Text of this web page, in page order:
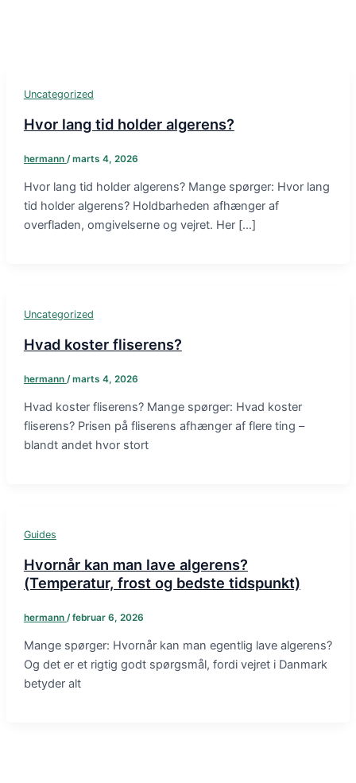
Uncategorized
Hvor lang tid holder algerens?
hermann /marts 4, 2026
Hvor lang tid holder algerens? Mange spørger: Hvor lang
tid holder algerens? Holdbarheden afhænger af
overfladen, omgivelserne og vejret. Her […]
Uncategorized
Hvad koster fliserens?
hermann /marts 4, 2026
Hvad koster fliserens? Mange spørger: Hvad koster
fliserens? Prisen på fliserens afhænger af flere ting –
blandt andet hvor stort
Guides
Hvornår kan man lave algerens?
(Temperatur, frost og bedste tidspunkt)
hermann /februar 6, 2026
Mange spørger: Hvornår kan man egentlig lave algerens?
Og det er et rigtig godt spørgsmål, fordi vejret i Danmark
betyder alt